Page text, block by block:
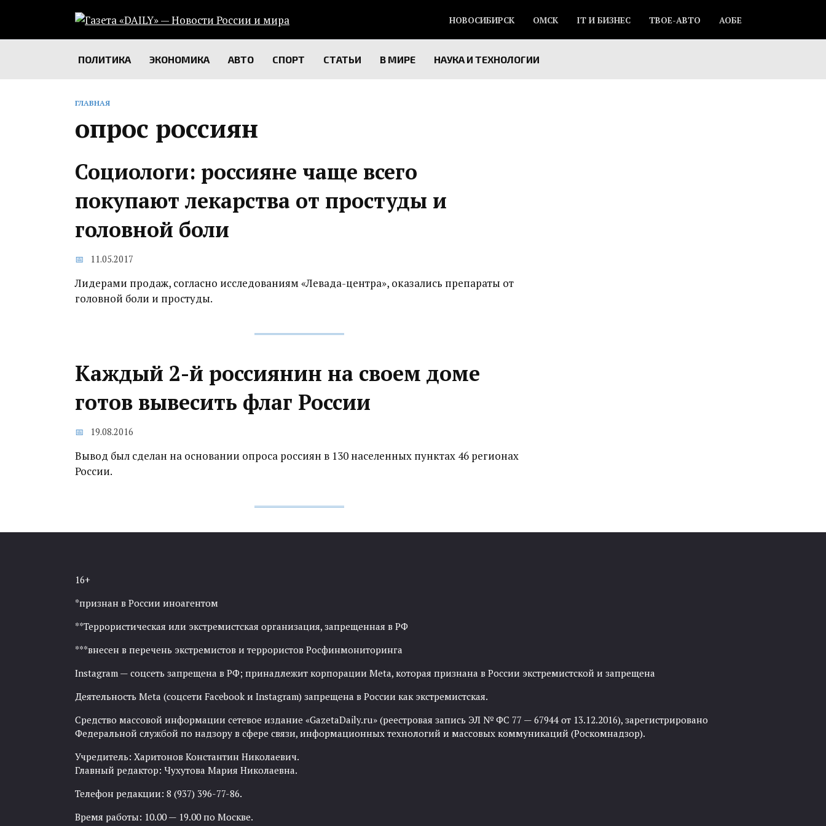
содержанию
НОВОСИБИРСК ОМСК IT И БИЗНЕС ТВОЕ-АВТО АОБЕ
ПОЛИТИКА ЭКОНОМИКА АВТО СПОРТ СТАТЬИ В МИРЕ НАУКА И ТЕХНОЛОГИИ
ГЛАВНАЯ
опрос россиян
Социологи: россияне чаще всего
покупают лекарства от простуды и
головной боли
11.05.2017
Лидерами продаж, согласно исследованиям «Левада-центра», оказались препараты от
головной боли и простуды.
Каждый 2-й россиянин на своем доме
готов вывесить флаг России
19.08.2016
Вывод был сделан на основании опроса россиян в 130 населенных пунктах 46 регионах
России.
16+
*признан в России иноагентом
**Террористическая или экстремистская организация, запрещенная в РФ
***внесен в перечень экстремистов и террористов Росфинмониторинга
Instagram — соцсеть запрещена в РФ; принадлежит корпорации Meta, которая признана в России экстремистской и запрещена
Деятельность Meta (соцсети Facebook и Instagram) запрещена в России как экстремистская.
Средство массовой информации сетевое издание «GazetaDaily.ru» (реестровая запись ЭЛ № ФС 77 — 67944 от 13.12.2016), зарегистрировано
Федеральной службой по надзору в сфере связи, информационных технологий и массовых коммуникаций (Роскомнадзор).
Учредитель: Харитонов Константин Николаевич.
Главный редактор: Чухутова Мария Николаевна.
Телефон редакции: 8 (937) 396-77-86.
Время работы: 10.00 — 19.00 по Москве.